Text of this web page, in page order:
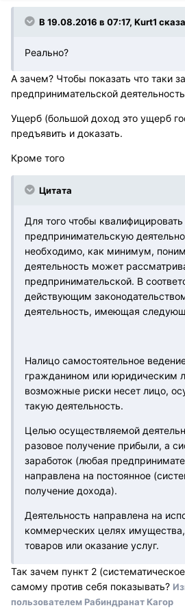
В 19.08.2016 в 07:17, Kurt1
Реально?
А зачем? Чтобы показать что таки
предпринимательской
Ущерб (большой доход это ущерб
предъявить и доказать.
Кроме того
Цитата
Для того чтобы
предпринимательскую
необходимо, как минимум,
деятельность может
предпринимательской. В
действующим
деятельность, имеющая
Налицо самостоятельное
гражданином или юридическим
возможные риски несет лицо,
такую деятельность.
Целью осуществляемой
разовое получение прибыли, а
заработок (любая
направлена на постоянное
получение дохода).
Деятельность направлена на
коммерческих целях
товаров или оказание услуг.
Так зачем пункт 2
самому против себя показывать?
пользователем Рабиндранат Кагор